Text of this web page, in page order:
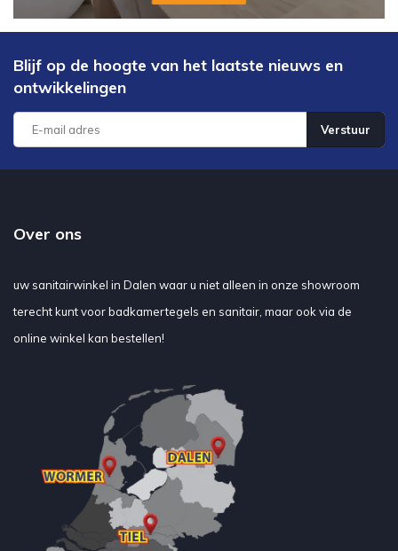
Blijf op de hoogte van het laatste nieuws en
ontwikkelingen
Verstuur
Over ons
uw sanitairwinkel in Dalen waar u niet alleen in onze showroom
terecht kunt voor badkamertegels en sanitair, maar ook via de
online winkel kan bestellen!